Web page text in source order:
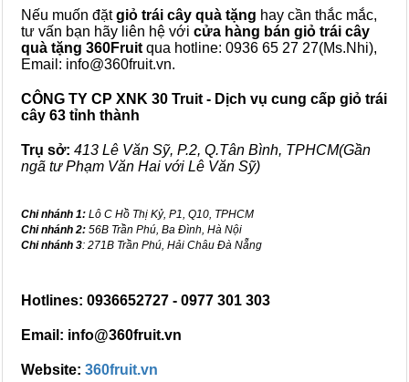
Nếu muốn đặtgiỏ trái cây quà tặng hay cần thắc mắc,
tư vấn bạn hãy liên hệ với cửa hàng bán giỏ trái cây
quà tặng 360Fruit qua hotline: 0936 65 27 27(Ms.Nhi),
Email: info@360fruit.vn.
CÔNG TY CP XNK 30 Truit - Dịch vụ cung cấp giỏ trái
cây 63 tỉnh thành
Trụ sở: 413 Lê Văn Sỹ, P.2, Q.Tân Bình, TPHCM(Gần
ngã tư Phạm Văn Hai với Lê Văn Sỹ)
Chi nhánh 1: Lô C Hồ Thị Kỷ, P1, Q10, TPHCM
Chi nhánh 2: 56B Trần Phú, Ba Đình, Hà Nội
Chi nhánh 3: 271B Trần Phú, Hải Châu Đà Nẵng
Hotlines: 0936652727 - 0977 301 303
Email: info@360fruit.vn
Website: 360fruit.vn